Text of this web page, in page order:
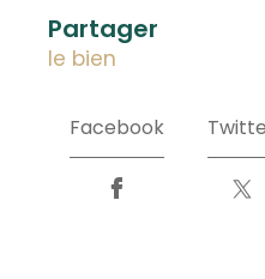
partager
le bien
Facebook